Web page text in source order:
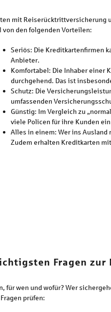
mit Reiserücktrittversicherung
von den folgenden Vorteilen:
Seriös: Die Kreditkartenfirmen
Anbieter.
Komfortabel: Die Inhaber einer
durchgehend. Das ist
Schutz: Die
umfassenden
Günstig: Im Vergleich zu
viele Policen für ihre Kunden
Alles in einem: Wer ins
Zudem erhalten Kreditkarten
Fragen
für wen und wofür? Wer
prüfen: